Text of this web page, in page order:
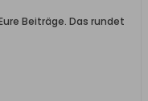
Beiträge. Das rundet